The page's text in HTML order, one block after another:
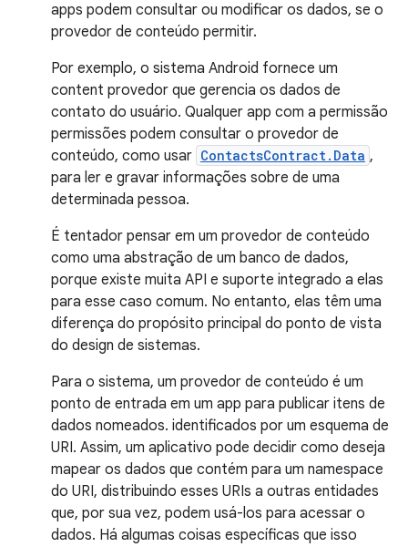
apps podem consultar ou modificar os dados, se o
provedor de conteúdo permitir.
Por exemplo, o sistema Android fornece um
content provedor que gerencia os dados de
contato do usuário. Qualquer app com a permissão
permissões podem consultar o provedor de
conteúdo, como usar ContactsContract.Data ,
para ler e gravar informações sobre de uma
determinada pessoa.
É tentador pensar em um provedor de conteúdo
como uma abstração de um banco de dados,
porque existe muita API e suporte integrado a elas
para esse caso comum. No entanto, elas têm uma
diferença do propósito principal do ponto de vista
do design de sistemas.
Para o sistema, um provedor de conteúdo é um
ponto de entrada em um app para publicar itens de
dados nomeados. identificados por um esquema de
URI. Assim, um aplicativo pode decidir como deseja
mapear os dados que contém para um namespace
do URI, distribuindo esses URIs a outras entidades
que, por sua vez, podem usá-los para acessar o
dados. Há algumas coisas específicas que isso